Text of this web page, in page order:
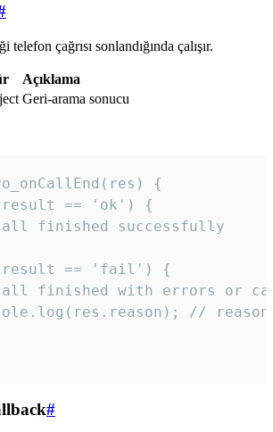
çağrısı sonlandığında çalışır.
Açıklama
Geri-arama sonucu
{
== 'ok') {
finished successfully
== 'fail') {
finished with errors or
//
#